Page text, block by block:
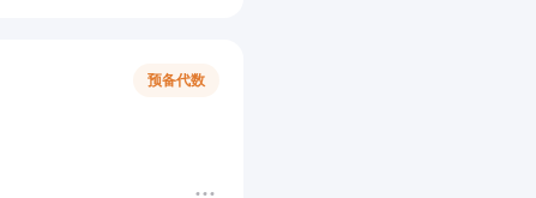
预备代数